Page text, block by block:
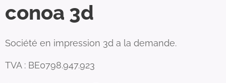
conoa 3d
Société en impression 3d a la demande.
TVA : BE0798.947.923